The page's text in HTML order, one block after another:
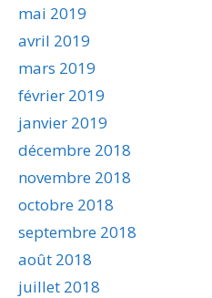
mai 2019
avril 2019
mars 2019
février 2019
janvier 2019
décembre 2018
novembre 2018
octobre 2018
septembre 2018
août 2018
juillet 2018